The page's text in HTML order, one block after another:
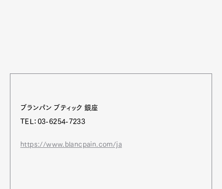
ブランパン ブティック 銀座
TEL：03-6254-7233
https://www.blancpain.com/ja